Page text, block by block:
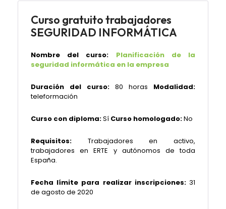
Curso gratuito trabajadores
SEGURIDAD INFORMÁTICA
Nombre del curso:
Planificación de la
seguridad informática en la empresa
Duración del curso: 80 horas Modalidad:
teleformación
Curso con diploma:Sí Curso homologado:No
Requisitos: Trabajadores en activo,
trabajadores en ERTE y autónomos de toda
España.
Fecha límite para realizar inscripciones:31
de agosto de 2020